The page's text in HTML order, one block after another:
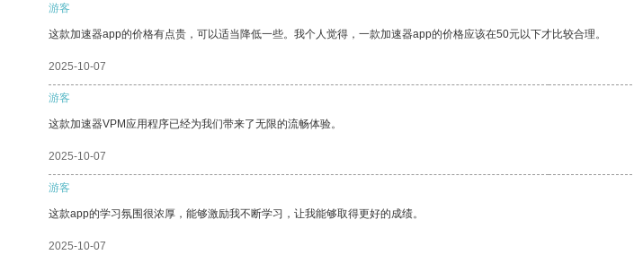
游客
这款加速器app的价格有点贵，可以适当降低一些。我个人觉得，一款加速器app的价格应该在50元以下才比较合理。
2025-10-07
游客
这款加速器VPM应用程序已经为我们带来了无限的流畅体验。
2025-10-07
游客
这款app的学习氛围很浓厚，能够激励我不断学习，让我能够取得更好的成绩。
2025-10-07